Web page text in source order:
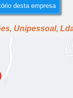
desta empresa
Unipessoal,